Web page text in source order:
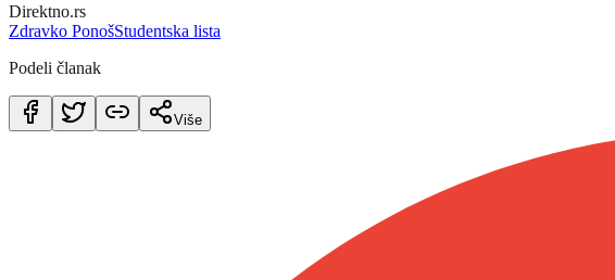
Direktno.rs
Zdravko PonošStudentska lista
Podeli članak
Više